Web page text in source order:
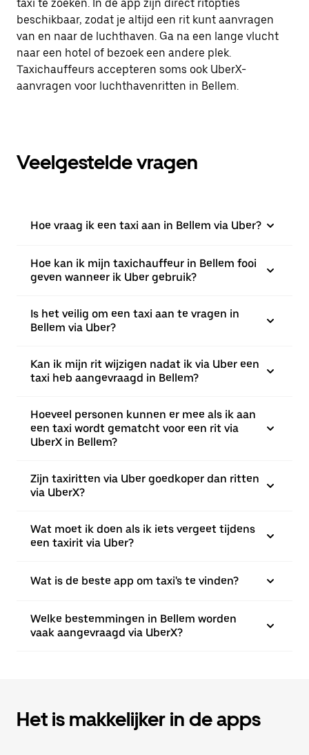
taxi te zoeken. In de app zijn direct ritopties
beschikbaar, zodat je altijd een rit kunt aanvragen
van en naar de luchthaven. Ga na een lange vlucht
naar een hotel of bezoek een andere plek.
Taxichauffeurs accepteren soms ook UberX-
aanvragen voor luchthavenritten in Bellem.
Veelgestelde vragen
Hoe vraag ik een taxi aan in Bellem via Uber?
Hoe kan ik mijn taxichauffeur in Bellem fooi
geven wanneer ik Uber gebruik?
Is het veilig om een taxi aan te vragen in
Bellem via Uber?
Kan ik mijn rit wijzigen nadat ik via Uber een
taxi heb aangevraagd in Bellem?
Hoeveel personen kunnen er mee als ik aan
een taxi wordt gematcht voor een rit via
UberX in Bellem?
Zijn taxiritten via Uber goedkoper dan ritten
via UberX?
Wat moet ik doen als ik iets vergeet tijdens
een taxirit via Uber?
Wat is de beste app om taxi's te vinden?
Welke bestemmingen in Bellem worden
vaak aangevraagd via UberX?
Het is makkelijker in de apps